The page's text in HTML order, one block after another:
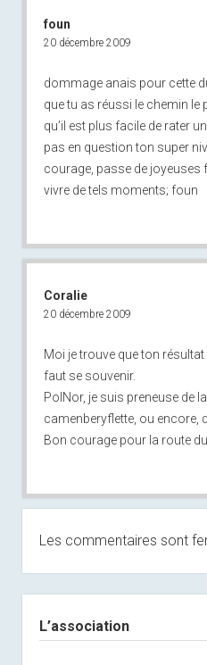
foun
20 décembre 2009
dommage anais pour cette
que tu as réussi le chemin le
qu’il est plus facile de rater
pas en question ton super
courage, passe de joyeuses
vivre de tels moments; foun
Coralie
20 décembre 2009
Moi je trouve que ton résultat
faut se souvenir.
PolNor, je suis preneuse de
camenberyflette, ou encore,
Bon courage pour la route
Les commentaires sont
L’association